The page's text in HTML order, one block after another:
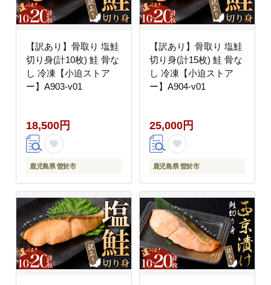
【訳あり】骨取り 塩鮭
切り身(計10枚) 鮭 骨な
し 冷凍【小迫ストア
ー】A903-v01
18,500円
鹿児島県 曽於市
【訳あり】骨取り 塩鮭
切り身(計15枚) 鮭 骨な
し 冷凍【小迫ストア
ー】A904-v01
25,000円
鹿児島県 曽於市